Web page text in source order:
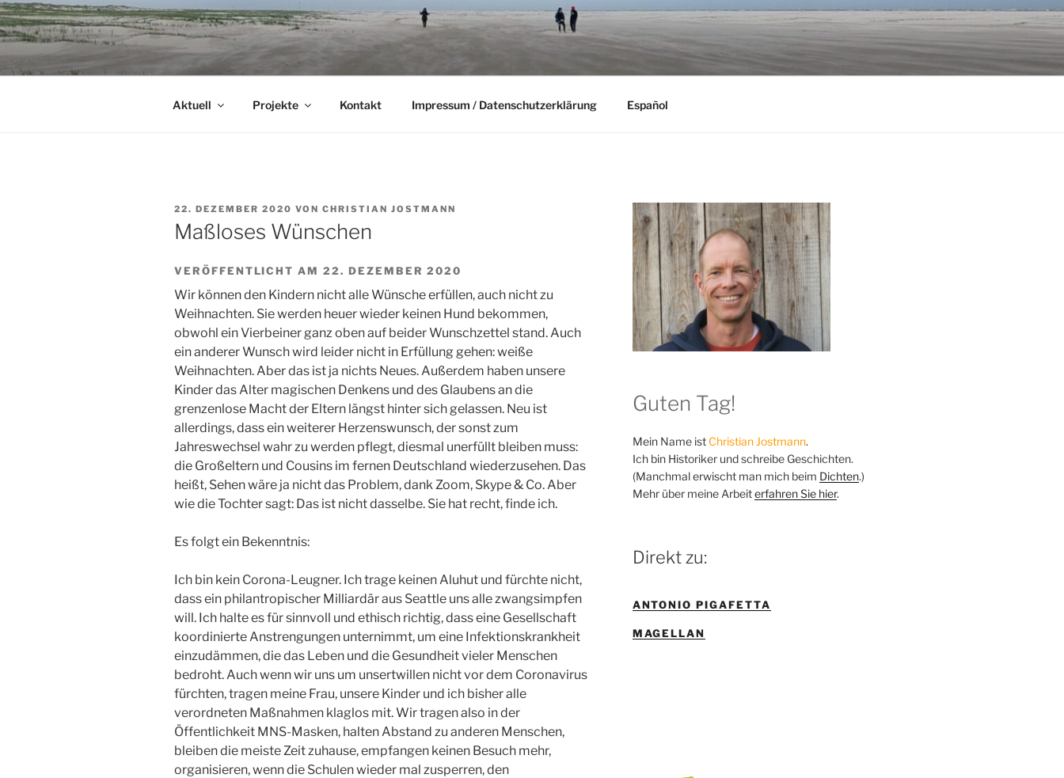
Zum
Inhalt
springen
Aktuell Projekte Kontakt Impressum / Datenschutzerklärung Español
VERÖFFENTLICHT
AM
22. DEZEMBER 2020 VON CHRISTIAN JOSTMANN
Maßloses Wünschen
VERÖFFENTLICHT AM 22. DEZEMBER 2020
Wir können den Kindern nicht alle Wünsche erfüllen, auch nicht zu
Weihnachten. Sie werden heuer wieder keinen Hund bekommen,
obwohl ein Vierbeiner ganz oben auf beider Wunschzettel stand. Auch
ein anderer Wunsch wird leider nicht in Erfüllung gehen: weiße
Weihnachten. Aber das ist ja nichts Neues. Außerdem haben unsere
Kinder das Alter magischen Denkens und des Glaubens an die
grenzenlose Macht der Eltern längst hinter sich gelassen. Neu ist
allerdings, dass ein weiterer Herzenswunsch, der sonst zum
Jahreswechsel wahr zu werden pflegt, diesmal unerfüllt bleiben muss:
die Großeltern und Cousins im fernen Deutschland wiederzusehen. Das
heißt, Sehen wäre ja nicht das Problem, dank Zoom, Skype & Co. Aber
wie die Tochter sagt: Das ist nicht dasselbe. Sie hat recht, finde ich.
Es folgt ein Bekenntnis:
Ich bin kein Corona-Leugner. Ich trage keinen Aluhut und fürchte nicht,
dass ein philantropischer Milliardär aus Seattle uns alle zwangsimpfen
will. Ich halte es für sinnvoll und ethisch richtig, dass eine Gesellschaft
koordinierte Anstrengungen unternimmt, um eine Infektionskrankheit
einzudämmen, die das Leben und die Gesundheit vieler Menschen
bedroht. Auch wenn wir uns um unsertwillen nicht vor dem Coronavirus
fürchten, tragen meine Frau, unsere Kinder und ich bisher alle
verordneten Maßnahmen klaglos mit. Wir tragen also in der
Öffentlichkeit MNS-Masken, halten Abstand zu anderen Menschen,
bleiben die meiste Zeit zuhause, empfangen keinen Besuch mehr,
organisieren, wenn die Schulen wieder mal zusperren, den
Guten Tag!
Mein Name ist Christian Jostmann.
Ich bin Historiker und schreibe Geschichten.
(Manchmal erwischt man mich beim Dichten.)
Mehr über meine Arbeiterfahren Sie hier.
Direkt zu:
ANTONIO PIGAFETTA
MAGELLAN